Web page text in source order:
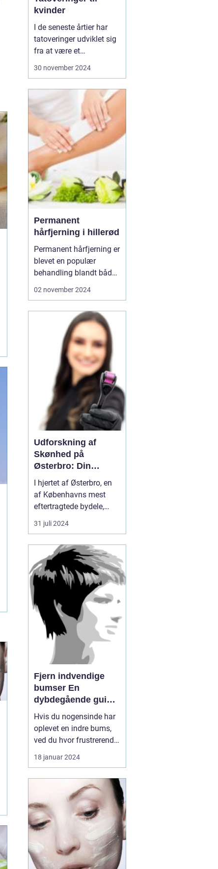
kvinder
I de seneste årtier har
tatoveringer udviklet sig
fra at være et
nichefænomen til en
mennesker over hele
verden. Især kvinder har
taget tatoveringer til sig
som et stærkt udtr...
30 november 2024
Permanent
hårfjerning i hillerød
Permanent hårfjerning er
blevet en populær
behandling blandt både
mænd og kvinder, som
tidskrævende proces
med traditionel
hårfjerning. I Hillerød er
02 november 2024
Udforskning af
Skønhed på
Østerbro: Din
Destination for
Æstetiske
Behandlinger
I hjertet af Østerbro, en
af Københavns mest
eftertragtede bydele,
blomstrer et evigt
førsteklasses tilbud
og æstetiske
behandlinger. Med fuldt
fristed for
skønhedssøgende og
dem...
31 juli 2024
Fjern indvendige
bumser En
dybdegående guide
til smuk hud
Hvis du nogensinde har
oplevet en indre bums,
ved du hvor frustrerende
og smertefuldt det kan
være. Disse indre
subkutane bumser, kan
være svære at fjerne og
kan efterlade ar og
mærker på huden. I
denne artikel vil vi
uddybe al...
18 januar 2024